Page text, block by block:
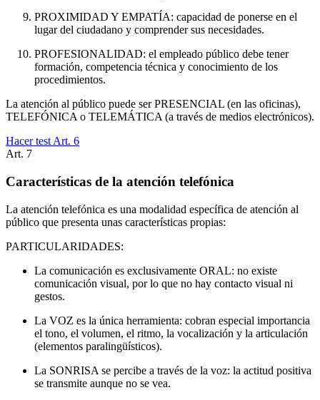
PROXIMIDAD Y EMPATÍA: capacidad de ponerse en el
lugar del ciudadano y comprender sus necesidades.
PROFESIONALIDAD: el empleado público debe tener
formación, competencia técnica y conocimiento de los
procedimientos.
La atención al público puede ser PRESENCIAL (en las oficinas),
TELEFÓNICA o TELEMÁTICA (a través de medios electrónicos).
Hacer test Art. 6
Art. 7
Características de la atención telefónica
La atención telefónica es una modalidad específica de atención al
público que presenta unas características propias:
PARTICULARIDADES:
La comunicación es exclusivamente ORAL: no existe
comunicación visual, por lo que no hay contacto visual ni
gestos.
La VOZ es la única herramienta: cobran especial importancia
el tono, el volumen, el ritmo, la vocalización y la articulación
(elementos paralingüísticos).
La SONRISA se percibe a través de la voz: la actitud positiva
se transmite aunque no se vea.